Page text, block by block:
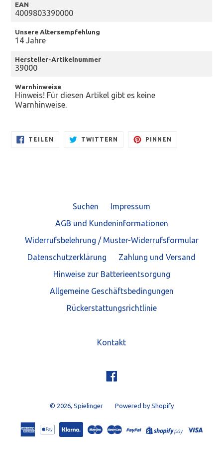
EAN
4009803390000
Unsere Altersempfehlung
14 Jahre
Hersteller-Artikelnummer
39000
Warnhinweise
Hinweis! Für diesen Artikel gibt es keine
Warnhinweise.
TEILEN
FACEBOOK
TWITTERN
TWITTER
PINNEN
Suchen
Impressum
AGB und Kundeninformationen
Widerrufsbelehrung / Muster-Widerrufsformular
Datenschutzerklärung
Zahlung und Versand
Hinweise zur Batterieentsorgung
Allgemeine Geschäftsbedingungen
Rückerstattungsrichtlinie
Kontakt
© 2026, Spielinger Powered by Shopify